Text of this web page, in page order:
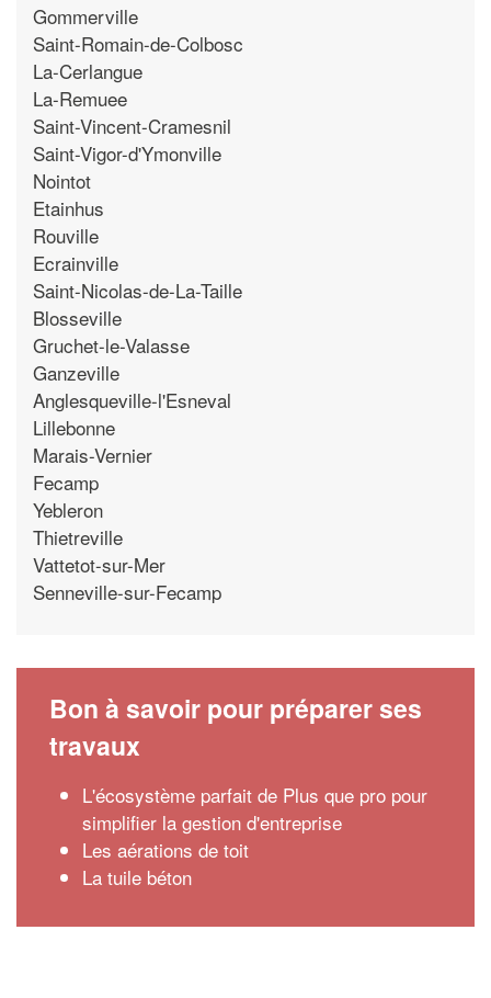
Gommerville
Saint-Romain-de-Colbosc
La-Cerlangue
La-Remuee
Saint-Vincent-Cramesnil
Saint-Vigor-d'Ymonville
Nointot
Etainhus
Rouville
Ecrainville
Saint-Nicolas-de-La-Taille
Blosseville
Gruchet-le-Valasse
Ganzeville
Anglesqueville-l'Esneval
Lillebonne
Marais-Vernier
Fecamp
Yebleron
Thietreville
Vattetot-sur-Mer
Senneville-sur-Fecamp
Bon à savoir pour préparer ses
travaux
L'écosystème parfait de Plus que pro pour
simplifier la gestion d'entreprise
Les aérations de toit
La tuile béton